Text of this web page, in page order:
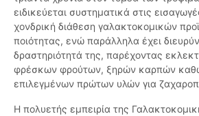
ειδικεύεται συστηματικά στις
χονδρική διάθεση γαλακτοκομικών
ποιότητας, ενώ παράλληλα έχει
δραστηριότητά της, παρέχοντας
φρέσκων φρούτων, ξηρών καρπών
επιλεγμένων πρώτων υλών για
Η πολυετής εμπειρία της